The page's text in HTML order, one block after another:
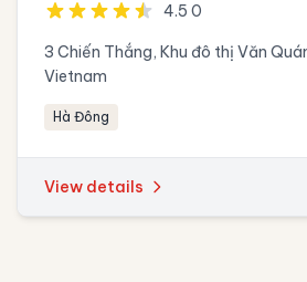
4.5 0
3 Chiến Thắng, Khu đô thị Văn
Vietnam
Hà Đông
View details